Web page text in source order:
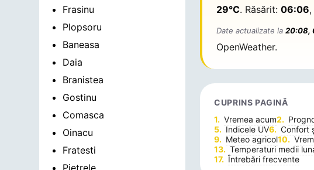
Frasinu
Plopsoru
Baneasa
Daia
Branistea
Gostinu
Comasca
Oinacu
Fratesti
Pietrele
29°C. Răsărit:06:06
Date actualizate la20:08,
OpenWeather.
CUPRINS PAGINĂ
Vremea acum
Indicele UV
Confort
Meteo agricol
Temperaturi medii
Întrebări frecvente